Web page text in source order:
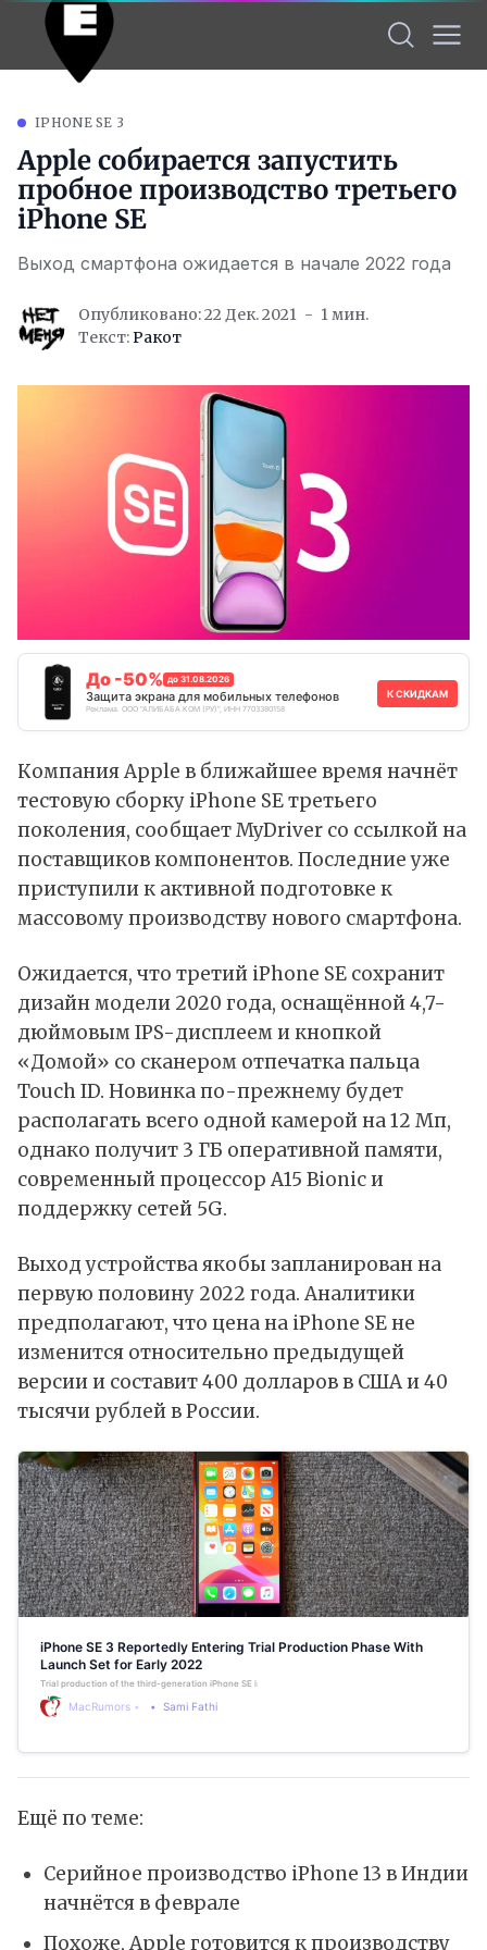
IPHONE SE 3
Apple собирается запустить
пробное производство третьего
iPhone SE
Выход смартфона ожидается в начале 2022 года
Опубликовано: 22 Дек. 2021
1 мин.
Текст:Ракот
До -50% до 31.08.2026
Защита экрана для мобильных телефонов
Реклама. ООО "АЛИБАБА.КОМ (РУ)", ИНН 7703380158
К СКИДКАМ
Компания Apple в ближайшее время начнёт
тестовую сборку iPhone SE третьего
поколения, сообщает MyDriver со ссылкой на
поставщиков компонентов. Последние уже
приступили к активной подготовке к
массовому производству нового смартфона.
Ожидается, что третий iPhone SE сохранит
дизайн модели 2020 года, оснащённой 4,7-
дюймовым IPS-дисплеем и кнопкой
«Домой» со сканером отпечатка пальца
Touch ID. Новинка по-прежнему будет
располагать всего одной камерой на 12 Мп,
однако получит 3 ГБ оперативной памяти,
современный процессор A15 Bionic и
поддержку сетей 5G.
Выход устройства якобы запланирован на
первую половину 2022 года. Аналитики
предполагают, что цена на iPhone SE не
изменится относительно предыдущей
версии и составит 400 долларов в США и 40
тысячи рублей в России.
iPhone SE 3 Reportedly Entering Trial Production Phase With
Launch Set for Early 2022
Trial production of the third-generation iPhone SE is set to get underway in the near future as Apple’s
MacRumors Sami Fathi
Ещё по теме:
Серийное производство iPhone 13 в Индии
начнётся в феврале
Похоже, Apple готовится к производству